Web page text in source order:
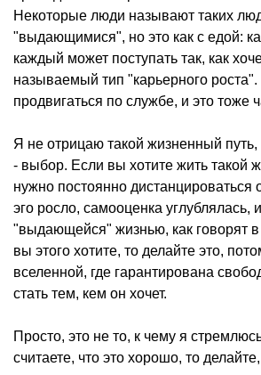
Некоторые люди называют таких
"выдающимися", но это как с едой:
каждый может поступать так, как
называемый тип "карьерного роста".
продвигаться по службе, и это тоже
Я не отрицаю такой жизненный путь,
- выбор. Если вы хотите жить такой
нужно постоянно дистанцироваться
эго росло, самооценка
"выдающейся" жизнью, как говорят
вы этого хотите, то делайте это,
вселенной, где гарантирована
стать тем, кем он хочет.
Просто, это не то, к чему я
считаете, что это хорошо, то делайте,